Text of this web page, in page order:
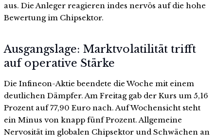
aus. Die Anleger reagieren indes nervös auf die hohe
Bewertung im Chipsektor.
Ausgangslage: Marktvolatilität trifft
auf operative Stärke
Die Infineon-Aktie beendete die Woche mit einem
deutlichen Dämpfer. Am Freitag gab der Kurs um 5,16
Prozent auf 77,90 Euro nach. Auf Wochensicht steht
ein Minus von knapp fünf Prozent. Allgemeine
Nervosität im globalen Chipsektor und Schwächen an